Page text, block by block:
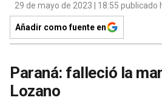
29 de mayo de 2023 | 18:55 publicado
Añadir como fuente en
Paraná: falleció la
Lozano